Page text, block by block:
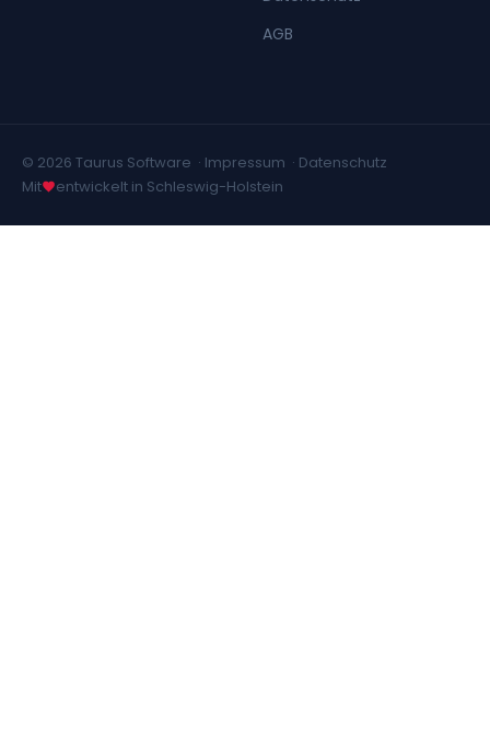
AGB
© 2026 Taurus Software · Impressum · Datenschutz
Mit
entwickelt in Schleswig-Holstein